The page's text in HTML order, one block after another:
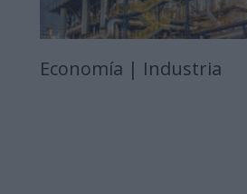
Economía | Industria